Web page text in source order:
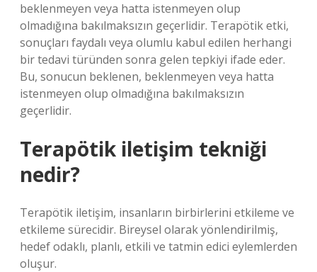
beklenmeyen veya hatta istenmeyen olup
olmadığına bakılmaksızın geçerlidir. Terapötik etki,
sonuçları faydalı veya olumlu kabul edilen herhangi
bir tedavi türünden sonra gelen tepkiyi ifade eder.
Bu, sonucun beklenen, beklenmeyen veya hatta
istenmeyen olup olmadığına bakılmaksızın
geçerlidir.
Terapötik iletişim tekniği
nedir?
Terapötik iletişim, insanların birbirlerini etkileme ve
etkileme sürecidir. Bireysel olarak yönlendirilmiş,
hedef odaklı, planlı, etkili ve tatmin edici eylemlerden
oluşur.